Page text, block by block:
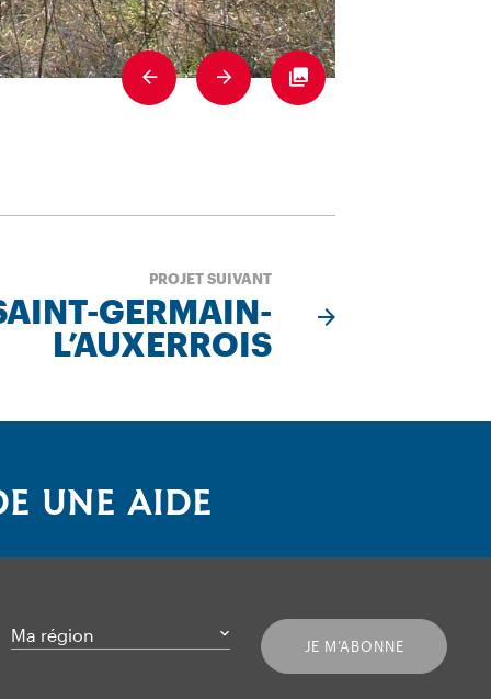
PreviousNext Fullscreen
PROJET SUIVANT
GERMAIN-
L’AUXERROIS
UNE AIDE
Ma région
JE M’ABONNE